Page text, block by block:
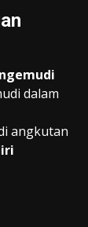
dalam
angkutan